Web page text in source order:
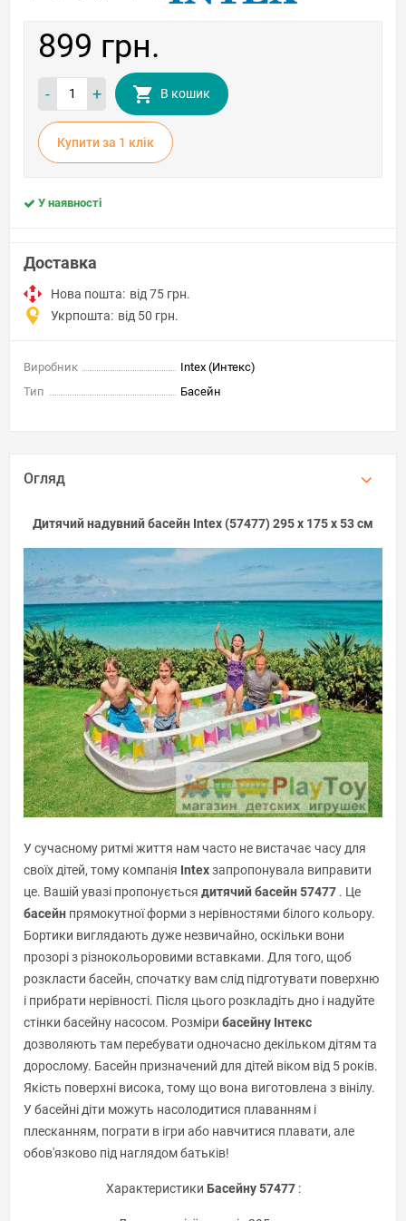
899 грн.
- + В кошик
Купити за 1 клiк
У наявності
Доставка
Нова пошта: від 75 грн.
Укрпошта: від 50 грн.
Виробник
Intex (Интекс)
Тип
Басейн
Огляд
Дитячий надувний басейн Intex (57477) 295 х 175 х 53 см
У сучасному ритмі життя нам часто не вистачає часу для
своїх дітей, тому компанія Intexзапропонувала виправити
це. Вашій увазі пропонується дитячий басейн 57477 . Це
басейн прямокутної форми з нерівностями білого кольору.
Бортики виглядають дуже незвичайно, оскільки вони
прозорі з різнокольоровими вставками. Для того, щоб
розкласти басейн, спочатку вам слід підготувати поверхню
і прибрати нерівності. Після цього розкладіть дно і надуйте
стінки басейну насосом. Розміри басейну Інтекс
дозволяють там перебувати одночасно декільком дітям та
дорослому. Басейн призначений для дітей віком від 5 років.
Якість поверхні висока, тому що вона виготовлена з вінілу.
У басейні діти можуть насолодитися плаванням і
плесканням, пограти в ігри або навчитися плавати, але
обов'язково під наглядом батьків!
Характеристики Басейну 57477: